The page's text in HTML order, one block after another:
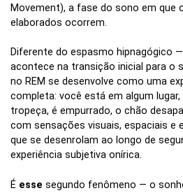
Movement), a fase do sono em que
elaborados ocorrem.
Diferente do espasmo hipnagógico
acontece na transição inicial para o
no REM se desenvolve como uma
completa: você está em algum
tropeça, é empurrado, o chão
com sensações visuais, espaciais e
que se desenrolam ao longo de
experiência subjetiva onírica.
É esse segundo fenômeno — o